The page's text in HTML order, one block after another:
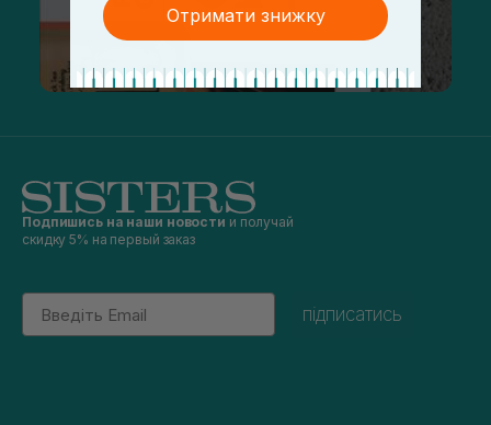
Подпишись на наши новости и получай
скидку 5% на первый заказ
Email
підписатись
Отримати знижку